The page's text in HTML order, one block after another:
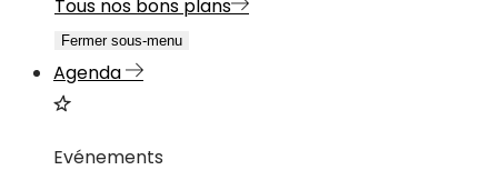
Tous nos bons plans
Fermer sous-menu
Agenda
Evénements